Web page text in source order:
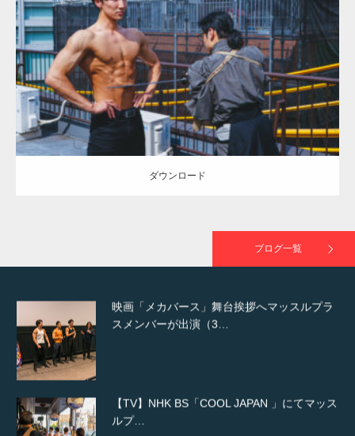
Update: 2021.07.9
Category:茶会のマッチョ その他 AKIHITO(細マッチョ) 腹筋
ダウンロード
ダウンロード
ブログ一覧
TOKYO FMラジオ番組「ONE MORNING」
で紹介さ…
NHK「所さん！事件ですよ」に取材されまし
た（6/8放送）
映画「メカバース」舞台挨拶へマッスルプラ
スメンバーが出演（3…
【TV】NHK BS「COOL JAPAN 」にてマッス
ルプ…